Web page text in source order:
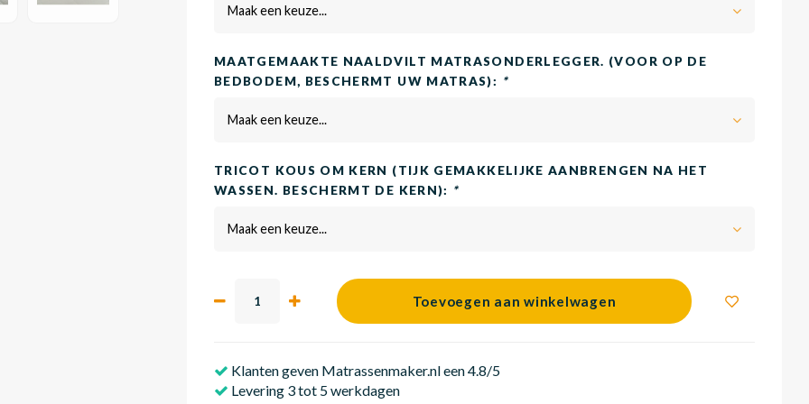
Maak een keuze...
MAATGEMAAKTE NAALDVILT MATRASONDERLEGGER. (VOOR OP DE
BEDBODEM, BESCHERMT UW MATRAS): *
Maak een keuze...
TRICOT KOUS OM KERN (TIJK GEMAKKELIJKE AANBRENGEN NA HET
WASSEN. BESCHERMT DE KERN): *
Maak een keuze...
Toevoegen aan winkelwagen
Klanten geven Matrassenmaker.nl een 4.8/5
Levering 3 tot 5 werkdagen